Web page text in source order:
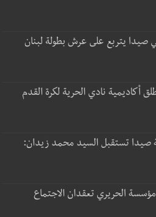
صيدا يتربع على عرش بطولة لبنان
أكاديمية نادي الحرية لكرة القدم
صيدا تستقبل السيد محمد زيدان:
الحريري تعقدان الاجتماع